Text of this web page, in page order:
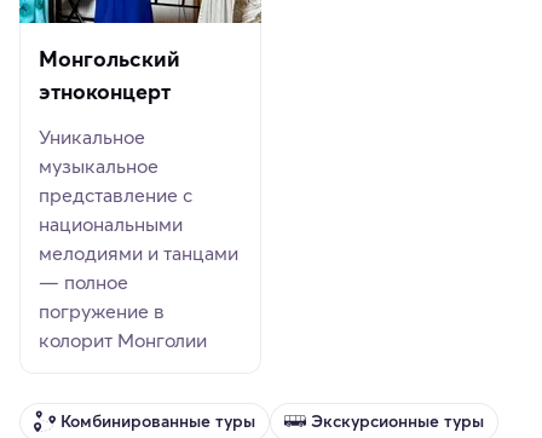
Монгольский
этноконцерт
Уникальное
музыкальное
представление с
национальными
мелодиями и танцами
— полное
погружение в
колорит Монголии
Комбинированные туры
Экскурсионные туры